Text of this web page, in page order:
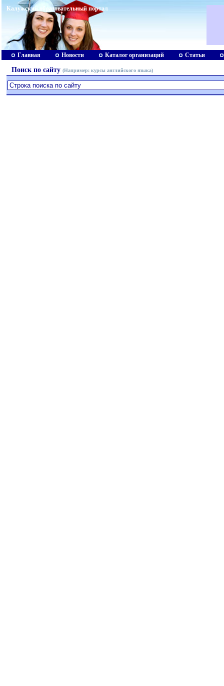
Калужский образовательный портал
Главная Новости Каталог организаций Статьи
Поиск по сайту (Например: курсы английского языка)